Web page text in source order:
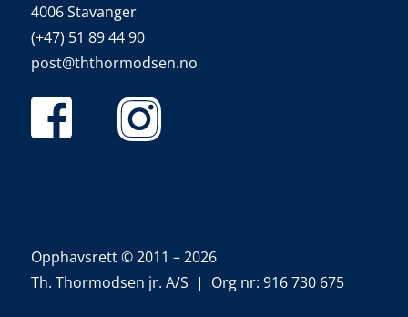
4006 Stavanger
(+47) 51 89 44 90
post@ththormodsen.no
Opphavsrett © 2011 – 2026
Th. Thormodsen jr. A/S | Org nr: 916 730 675